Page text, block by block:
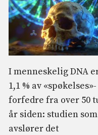
I menneskelig DNA
1,1 % av «spøkelses»-
forfedre fra over 50
år siden: studien som
avslører det